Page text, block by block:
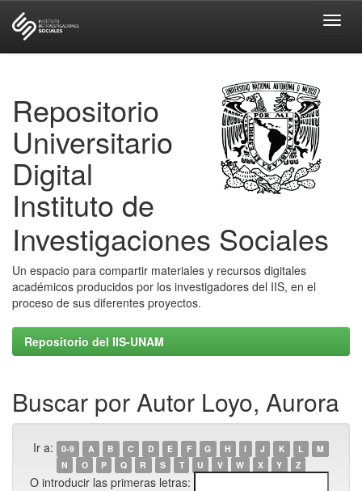
Repositorio
Universitario
Digital
Instituto de
Investigaciones Sociales
Un espacio para compartir materiales y recursos digitales
académicos producidos por los investigadores del IIS, en el
proceso de sus diferentes proyectos.
Repositorio del IIS-UNAM
Buscar por Autor Loyo, Aurora
Ir a: 0-9 A B C D E F G H I J K L
M
N
O P Q R S T U V W X Y Z
O introducir las primeras letras: